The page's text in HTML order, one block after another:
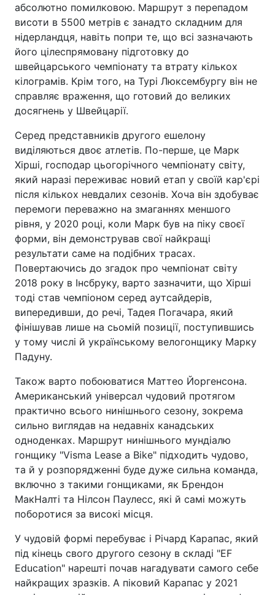
абсолютно помилковою. Маршрут з перепадом
висоти в 5500 метрів є занадто складним для
нідерландця, навіть попри те, що всі зазначають
його цілеспрямовану підготовку до
швейцарського чемпіонату та втрату кількох
кілограмів. Крім того, на Турі Люксембургу він не
справляє враження, що готовий до великих
досягнень у Швейцарії.
Серед представників другого ешелону
виділяються двоє атлетів. По-перше, це Марк
Хірші, господар цьогорічного чемпіонату світу,
який наразі переживає новий етап у своїй кар'єрі
після кількох невдалих сезонів. Хоча він здобуває
перемоги переважно на змаганнях меншого
рівня, у 2020 році, коли Марк був на піку своєї
форми, він демонстрував свої найкращі
результати саме на подібних трасах.
Повертаючись до згадок про чемпіонат світу
2018 року в Інсбруку, варто зазначити, що Хірші
тоді став чемпіоном серед аутсайдерів,
випередивши, до речі, Тадея Погачара, який
фінішував лише на сьомій позиції, поступившись
у тому числі й українському велогонщику Марку
Падуну.
Також варто побоюватися Маттео Йоргенсона.
Американський універсал чудовий протягом
практично всього нинішнього сезону, зокрема
сильно виглядав на недавніх канадських
одноденках. Маршрут нинішнього мундіалю
гонщику "Visma Lease a Bike" підходить чудово,
та й у розпорядженні буде дуже сильна команда,
включно з такими гонщиками, як Брендон
МакНалті та Нілсон Паулесс, які й самі можуть
поборотися за високі місця.
У чудовій формі перебуває і Річард Карапас, який
під кінець свого другого сезону в складі "EF
Education" нарешті почав нагадувати самого себе
найкращих зразків. А піковий Карапас у 2021